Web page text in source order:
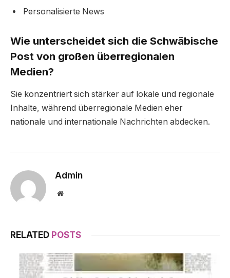
Personalisierte News
Wie unterscheidet sich die Schwäbische
Post von großen überregionalen
Medien?
Sie konzentriert sich stärker auf lokale und regionale
Inhalte, während überregionale Medien eher
nationale und internationale Nachrichten abdecken.
Admin
Website
RELATED POSTS